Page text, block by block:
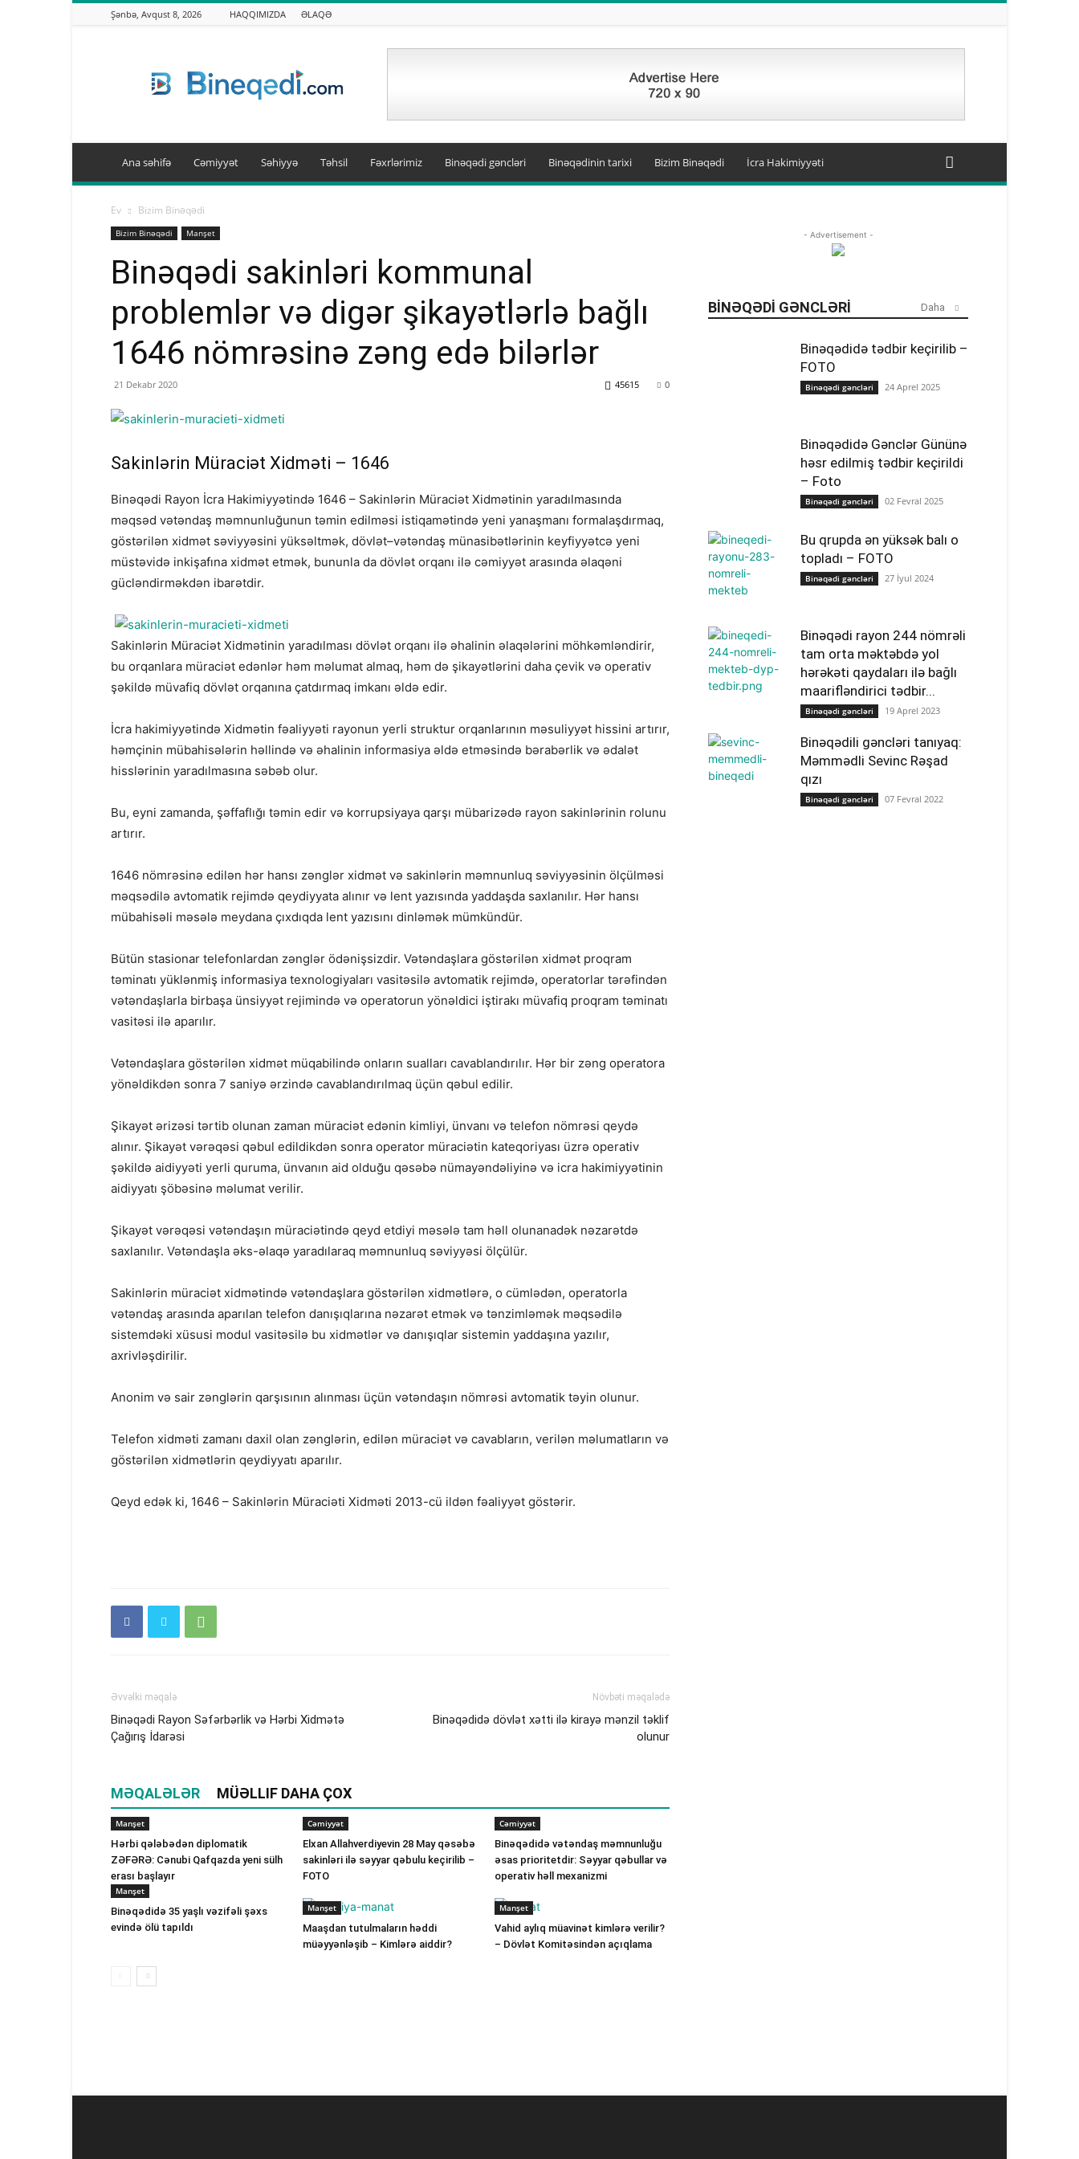
Şənbə, Avqust 8, 2026 HAQQIMIZDA ƏLAQƏ
Ana səhifə Cəmiyyət Səhiyyə Təhsil Fəxrlərimiz Binəqədi gəncləri Binəqədinin tarixi Bizim Binəqədi İcra Hakimiyyəti
Ev Bizim Binəqədi
Bizim Binəqədi Manşet
Binəqədi sakinləri kommunal
problemlər və digər şikayətlərlə bağlı
1646 nömrəsinə zəng edə bilərlər
21 Dekabr 2020 0
45615
Sakinlərin Müraciət Xidməti – 1646
Binəqədi Rayon İcra Hakimiyyətində 1646 – Sakinlərin Müraciət Xidmətinin yaradılmasında
məqsəd vətəndaş məmnunluğunun təmin edilməsi istiqamətində yeni yanaşmanı formalaşdırmaq,
göstərilən xidmət səviyyəsini yüksəltmək, dövlət–vətəndaş münasibətlərinin keyfiyyətcə yeni
müstəvidə inkişafına xidmət etmək, bununla da dövlət orqanı ilə cəmiyyət arasında əlaqəni
gücləndirməkdən ibarətdir.
Sakinlərin Müraciət Xidmətinin yaradılması dövlət orqanı ilə əhalinin əlaqələrini möhkəmləndirir,
bu orqanlara müraciət edənlər həm məlumat almaq, həm də şikayətlərini daha çevik və operativ
şəkildə müvafiq dövlət orqanına çatdırmaq imkanı əldə edir.
İcra hakimiyyətində Xidmətin fəaliyyəti rayonun yerli struktur orqanlarının məsuliyyət hissini artırır,
həmçinin mübahisələrin həllində və əhalinin informasiya əldə etməsində bərabərlik və ədalət
hisslərinin yaradılmasına səbəb olur.
Bu, eyni zamanda, şəffaflığı təmin edir və korrupsiyaya qarşı mübarizədə rayon sakinlərinin rolunu
artırır.
1646 nömrəsinə edilən hər hansı zənglər xidmət və sakinlərin məmnunluq səviyyəsinin ölçülməsi
məqsədilə avtomatik rejimdə qeydiyyata alınır və lent yazısında yaddaşda saxlanılır. Hər hansı
mübahisəli məsələ meydana çıxdıqda lent yazısını dinləmək mümkündür.
Bütün stasionar telefonlardan zənglər ödənişsizdir. Vətəndaşlara göstərilən xidmət proqram
təminatı yüklənmiş informasiya texnologiyaları vasitəsilə avtomatik rejimdə, operatorlar tərəfindən
vətəndaşlarla birbaşa ünsiyyət rejimində və operatorun yönəldici iştirakı müvafiq proqram təminatı
vasitəsi ilə aparılır.
Vətəndaşlara göstərilən xidmət müqabilində onların sualları cavablandırılır. Hər bir zəng operatora
yönəldikdən sonra 7 saniyə ərzində cavablandırılmaq üçün qəbul edilir.
Şikayət ərizəsi tərtib olunan zaman müraciət edənin kimliyi, ünvanı və telefon nömrəsi qeydə
alınır. Şikayət vərəqəsi qəbul edildikdən sonra operator müraciətin kateqoriyası üzrə operativ
şəkildə aidiyyəti yerli quruma, ünvanın aid olduğu qəsəbə nümayəndəliyinə və icra hakimiyyətinin
aidiyyatı şöbəsinə məlumat verilir.
Şikayət vərəqəsi vətəndaşın müraciətində qeyd etdiyi məsələ tam həll olunanadək nəzarətdə
saxlanılır. Vətəndaşla əks-əlaqə yaradılaraq məmnunluq səviyyəsi ölçülür.
Sakinlərin müraciət xidmətində vətəndaşlara göstərilən xidmətlərə, o cümlədən, operatorla
vətəndaş arasında aparılan telefon danışıqlarına nəzarət etmək və tənzimləmək məqsədilə
sistemdəki xüsusi modul vasitəsilə bu xidmətlər və danışıqlar sistemin yaddaşına yazılır,
axrivləşdirilir.
Anonim və sair zənglərin qarşısının alınması üçün vətəndaşın nömrəsi avtomatik təyin olunur.
Telefon xidməti zamanı daxil olan zənglərin, edilən müraciət və cavabların, verilən məlumatların və
göstərilən xidmətlərin qeydiyyatı aparılır.
Qeyd edək ki, 1646 – Sakinlərin Müraciəti Xidməti 2013-cü ildən fəaliyyət göstərir.
Əvvəlki məqalə
Binəqədi Rayon Səfərbərlik və Hərbi Xidmətə
Çağırış İdarəsi
Növbəti məqalədə
Binəqədidə dövlət xətti ilə kirayə mənzil təklif
olunur
MƏQALƏLƏR MÜƏLLIF DAHA ÇOX
Manşet
Hərbi qələbədən diplomatik
ZƏFƏRƏ: Cənubi Qafqazda yeni sülh
erası başlayır
Cəmiyyət
Elxan Allahverdiyevin 28 May qəsəbə
sakinləri ilə səyyar qəbulu keçirilib –
FOTO
Cəmiyyət
Binəqədidə vətəndaş məmnunluğu
əsas prioritetdir: Səyyar qəbullar və
operativ həll mexanizmi
Manşet
Binəqədidə 35 yaşlı vəzifəli şəxs
evində ölü tapıldı
Manşet
Maaşdan tutulmaların həddi
müəyyənləşib – Kimlərə aiddir?
Manşet
Vahid aylıq müavinət kimlərə verilir?
– Dövlət Komitəsindən açıqlama
- Advertisement -
BINƏQƏDI GƏNCLƏRI Daha
Binəqədidə tədbir keçirilib –
FOTO
Binəqədi gəncləri 24 Aprel 2025
Binəqədidə Gənclər Gününə
həsr edilmiş tədbir keçirildi
– Foto
Binəqədi gəncləri 02 Fevral 2025
Bu qrupda ən yüksək balı o
topladı – FOTO
Binəqədi gəncləri 27 İyul 2024
Binəqədi rayon 244 nömrəli
tam orta məktəbdə yol
hərəkəti qaydaları ilə bağlı
maarifləndirici tədbir...
Binəqədi gəncləri 19 Aprel 2023
Binəqədili gəncləri tanıyaq:
Məmmədli Sevinc Rəşad
qızı
Binəqədi gəncləri 07 Fevral 2022